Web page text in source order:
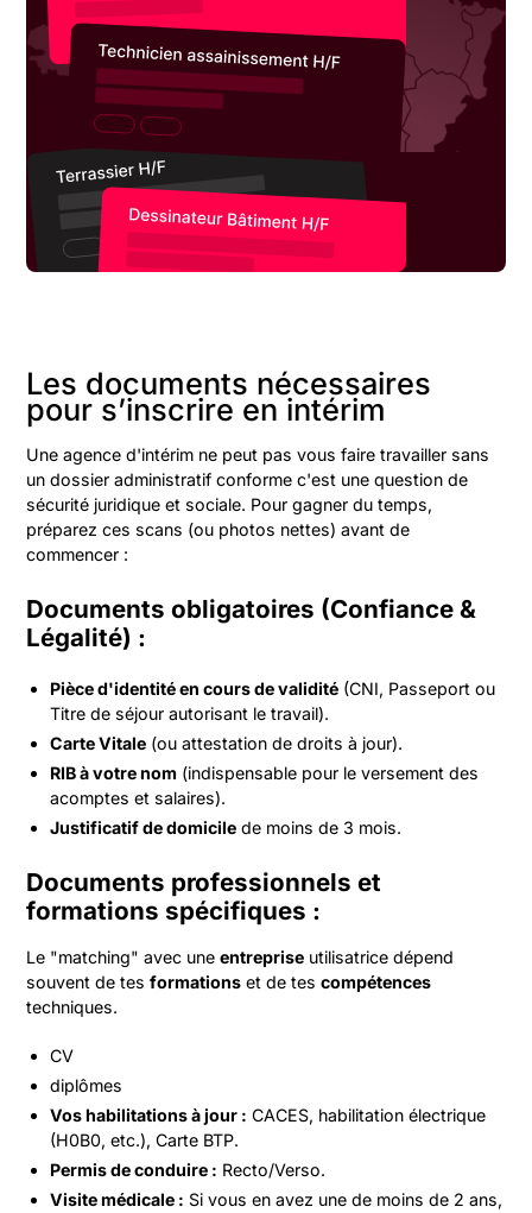
Les documents nécessaires
pour s’inscrire en intérim
Une agence d'intérim ne peut pas vous faire travailler sans
un dossier administratif conforme c'est une question de
sécurité juridique et sociale. Pour gagner du temps,
préparez ces scans (ou photos nettes) avant de
commencer :
Documents obligatoires (Confiance &
Légalité) :
Pièce d'identité en cours de validité (CNI, Passeport ou
Titre de séjour autorisant le travail).
Carte Vitale (ou attestation de droits à jour).
RIB à votre nom (indispensable pour le versement des
acomptes et salaires).
Justificatif de domicile de moins de 3 mois.
Documents professionnels et
formations spécifiques :
Le "matching" avec uneentreprise utilisatrice dépend
souvent de tesformations et de tescompétences
techniques.
CV
diplômes
Vos habilitations à jour : CACES, habilitation électrique
(H0B0, etc.), Carte BTP.
Permis de conduire : Recto/Verso.
Visite médicale : Si vous en avez une de moins de 2 ans,